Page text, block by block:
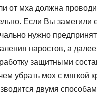
от мха должна
Если Вы заметили
нужно
наростов, а далее
защитными
убрать мох с мягкой
двумя